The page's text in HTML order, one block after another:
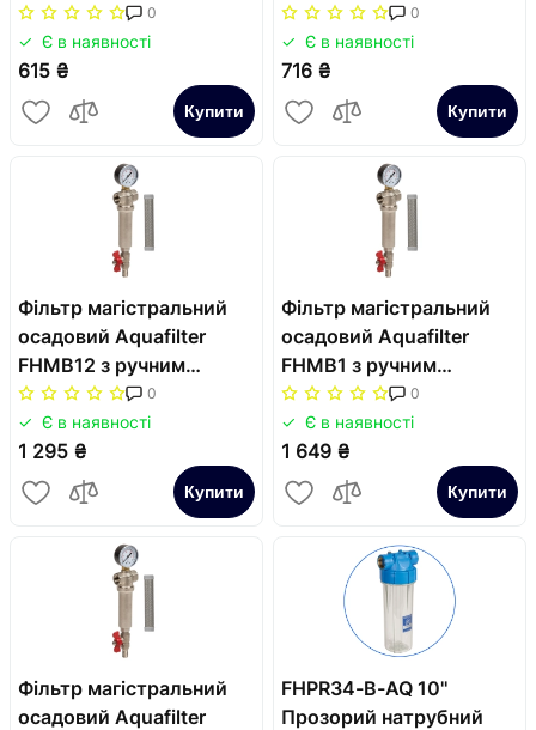
2.5"х10"
0
Є в наявності
615 ₴
Купити
підключення 3/4"
0
Є в наявності
716 ₴
Купити
Фільтр магістральний
осадовий Aquafilter
FHMB12 з ручним
промиванням 0
Є в наявності
1 295 ₴
Купити
Фільтр магістральний
осадовий Aquafilter
FHMB1 з ручним
промиванням 1
0
Є в наявності
1 649 ₴
Купити
Фільтр магістральний
осадовий Aquafilter
FHPR34-B-AQ 10''
Прозорий натрубний